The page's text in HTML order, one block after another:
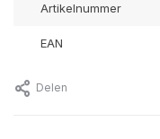
Artikelnummer
EAN
Delen